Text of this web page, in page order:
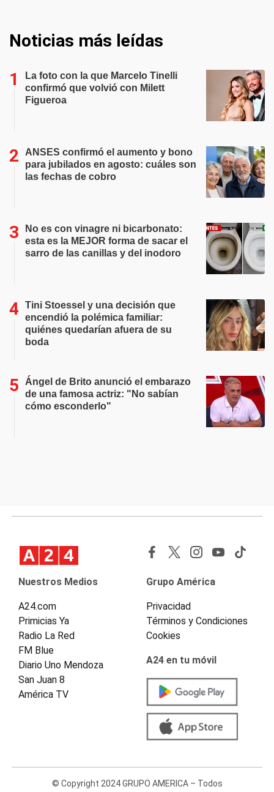
Noticias más leídas
La foto con la que Marcelo Tinelli
confirmó que volvió con Milett
Figueroa
ANSES confirmó el aumento y bono
para jubilados en agosto: cuáles son
las fechas de cobro
No es con vinagre ni bicarbonato:
esta es la MEJOR forma de sacar el
sarro de las canillas y del inodoro
Tini Stoessel y una decisión que
encendió la polémica familiar:
quiénes quedarían afuera de su
boda
Ángel de Brito anunció el embarazo
de una famosa actriz: "No sabían
cómo esconderlo"
Nuestros Medios
A24.com
Primicias Ya
Radio La Red
FM Blue
Diario Uno Mendoza
San Juan 8
América TV
Grupo América
Privacidad
Términos y Condiciones
Cookies
A24 en tu móvil
© Copyright 2024 GRUPO AMERICA – Todos